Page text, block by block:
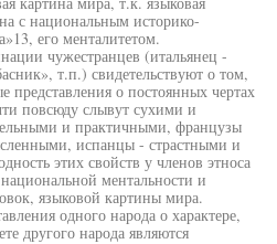
с национальным историко-
его менталитетом.
чужестранцев (итальянец -
т.п.) свидетельствуют о том,
представления о постоянных чертах
повсюду слывут сухими и
и практичными, французы
испанцы - страстными и
этих свойств у членов этноса
ментальности и
языковой картины мира.
одного народа о характере,
другого народа являются